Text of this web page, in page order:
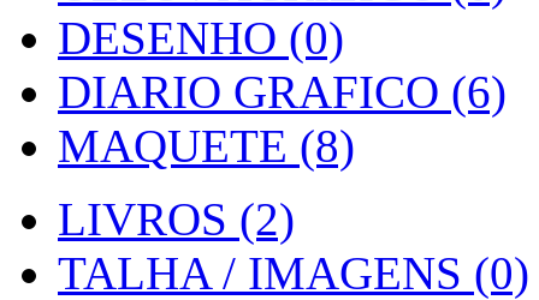
DESENHO (0)
DIARIO GRAFICO (6)
MAQUETE (8)
LIVROS (2)
TALHA / IMAGENS (0)